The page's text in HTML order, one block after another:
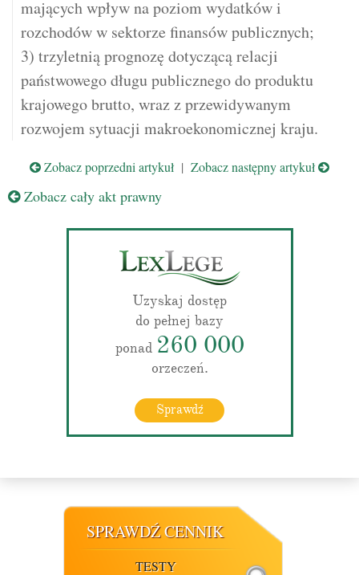
mających wpływ na poziom wydatków i
rozchodów w sektorze finansów publicznych;
3) trzyletnią prognozę dotyczącą relacji
państwowego długu publicznego do produktu
krajowego brutto, wraz z przewidywanym
rozwojem sytuacji makroekonomicznej kraju.
Zobacz poprzedni artykuł | Zobacz następny artykuł
Zobacz cały akt prawny
Uzyskaj dostęp
do pełnej bazy
ponad 260 000
orzeczeń.
Sprawdź
SPRAWDŹ CENNIK
TESTY